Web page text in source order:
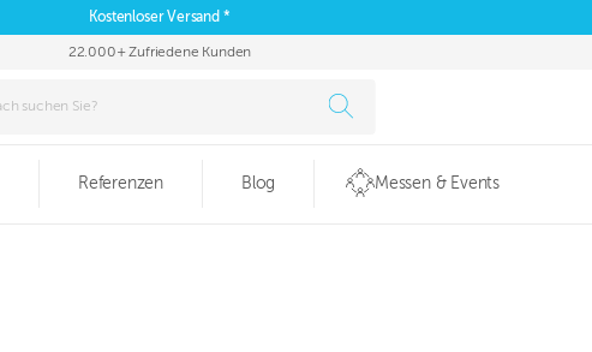
Kostenloser Versand *
22.000+ Zufriedene Kunden
Referenzen Blog Messen & Events